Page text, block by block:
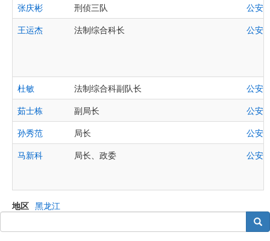
张庆彬
刑侦三队
公安
王运杰
法制综合科长 公安
杜敏 法制综合科副队长
公安
茹士栋
副局长
公安
孙秀范
局长
公安
马新科
局长、政委 公安
地区 黑龙江
搜索